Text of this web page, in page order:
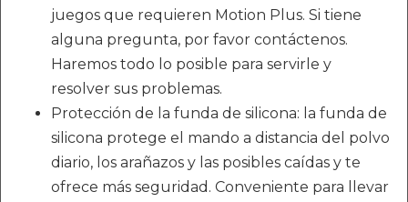
juegos que requieren Motion Plus. Si tiene
alguna pregunta, por favor contáctenos.
Haremos todo lo posible para servirle y
resolver sus problemas.
Protección de la funda de silicona: la funda de
silicona protege el mando a distancia del polvo
diario, los arañazos y las posibles caídas y te
ofrece más seguridad. Conveniente para llevar